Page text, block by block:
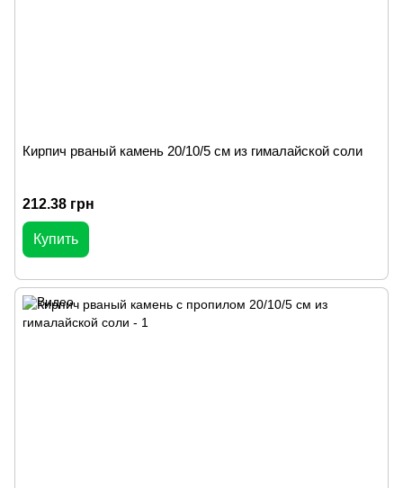
Кирпич рваный камень 20/10/5 см из гималайской соли
212.38 грн
Купить